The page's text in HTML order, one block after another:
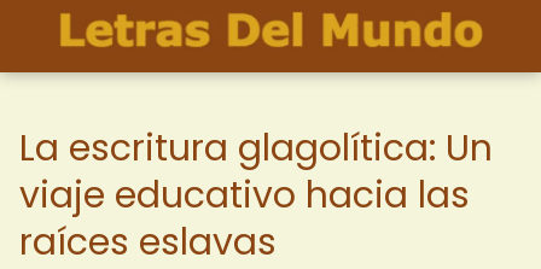
La escritura glagolítica: Un
viaje educativo hacia las
raíces eslavas